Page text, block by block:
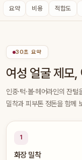
요약 비용 적합도
30초 요약
여성 얼굴 제모
인중·턱·볼·헤어라인의 잔
밀착과 피부톤 정돈을 함께
1
화장 밀착